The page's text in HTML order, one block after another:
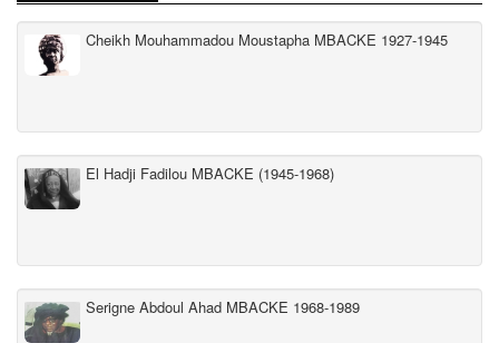
Cheikh Mouhammadou Moustapha MBACKE 1927-1945
El Hadji Fadilou MBACKE (1945-1968)
Serigne Abdoul Ahad MBACKE 1968-1989